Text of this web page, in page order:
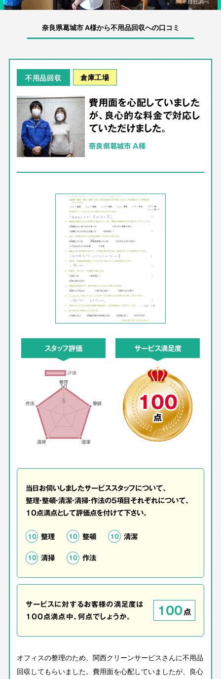
奈良県葛城市 A様から不用品回収への口コミ
不用品回収 倉庫工場
費用面を心配していました
が、良心的な料金で対応し
ていただけました。
奈良県葛城市 A様
スタッフ評価 サービス満足度
100
点
当日お伺いしましたサービススタッフについて、
整理・整頓・清潔・清掃・作法の5項目それぞれについて、
10点満点として評価点を付けて下さい。
10 整理 10 整頓 10 清潔
10 清掃 10 作法
サービスに対するお客様の満足度は
100点満点中、何点でしょうか。
100点
オフィスの整理のため、関西クリーンサービスさんに不用品
回収してもらいました。費用面を心配していましたが、良心